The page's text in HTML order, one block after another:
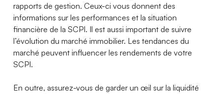
rapports de gestion. Ceux-ci vous donnent des
informations sur les performances et la situation
financière de la SCPI. Il est aussi important de suivre
l’évolution du marché immobilier. Les tendances du
marché peuvent influencer les rendements de votre
SCPI.
En outre, assurez-vous de garder un œil sur la liquidité